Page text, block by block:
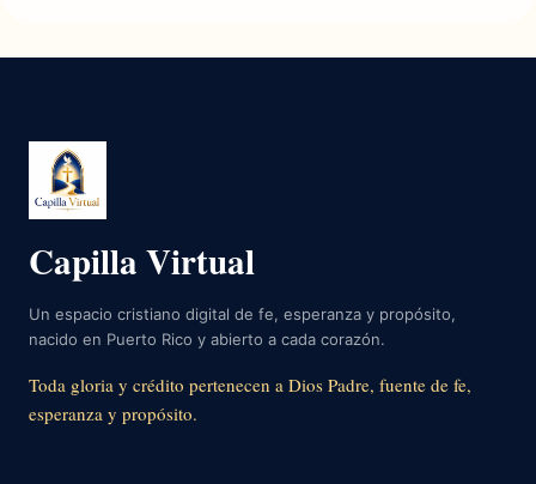
Capilla Virtual
Un espacio cristiano digital de fe, esperanza y propósito,
nacido en Puerto Rico y abierto a cada corazón.
Toda gloria y crédito pertenecen a Dios Padre, fuente de fe,
esperanza y propósito.